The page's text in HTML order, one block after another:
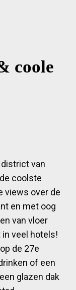
coole
van
coolste
views over de
en met oog
van vloer
veel hotels!
de 27e
of een
glazen dak